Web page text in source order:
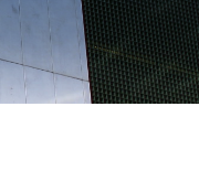
Portal